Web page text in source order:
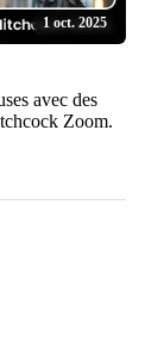
1 oct. 2025
avec des
Zoom.